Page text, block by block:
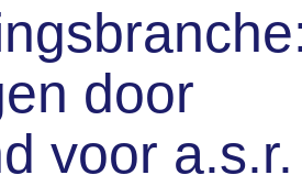
door
voor a.s.r.